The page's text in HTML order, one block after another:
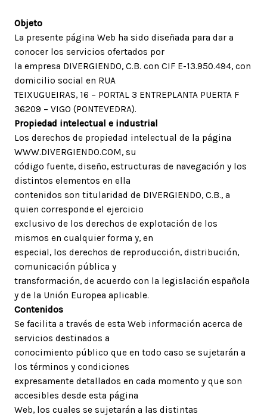
Objeto
La presente página Web ha sido diseñada para dar a
conocer los servicios ofertados por
la empresa DIVERGIENDO, C.B. con CIF E-13.950.494, con
domicilio social en RUA
TEIXUGUEIRAS, 16 – PORTAL 3 ENTREPLANTA PUERTA F
36209 – VIGO (PONTEVEDRA).
Propiedad intelectual e industrial
Los derechos de propiedad intelectual de la página
WWW.DIVERGIENDO.COM, su
código fuente, diseño, estructuras de navegación y los
distintos elementos en ella
contenidos son titularidad de DIVERGIENDO, C.B., a
quien corresponde el ejercicio
exclusivo de los derechos de explotación de los
mismos en cualquier forma y, en
especial, los derechos de reproducción, distribución,
comunicación pública y
transformación, de acuerdo con la legislación española
y de la Unión Europea aplicable.
Contenidos
Se facilita a través de esta Web información acerca de
servicios destinados a
conocimiento público que en todo caso se sujetarán a
los términos y condiciones
expresamente detallados en cada momento y que son
accesibles desde esta página
Web, los cuales se sujetarán a las distintas